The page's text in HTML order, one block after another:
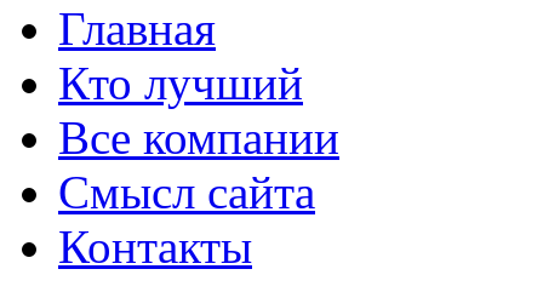
Главная
Кто лучший
Все компании
Смысл сайта
Контакты